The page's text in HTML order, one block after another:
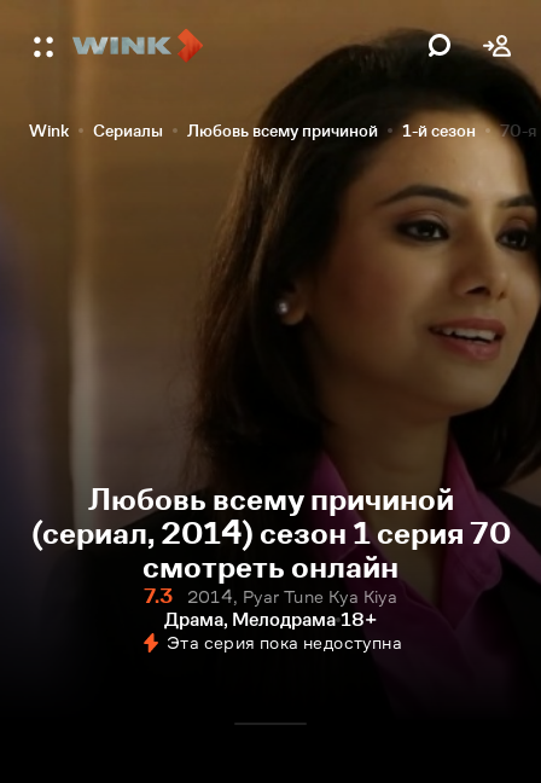
Wink Сериалы Любовь всему причиной 1-й сезон 70-я
Любовь всему причиной
(сериал, 2014) сезон 1 серия 70
смотреть онлайн
7.3
2014, Pyar Tune Kya Kiya
Драма, Мелодрама 18+
Эта серия пока недоступна